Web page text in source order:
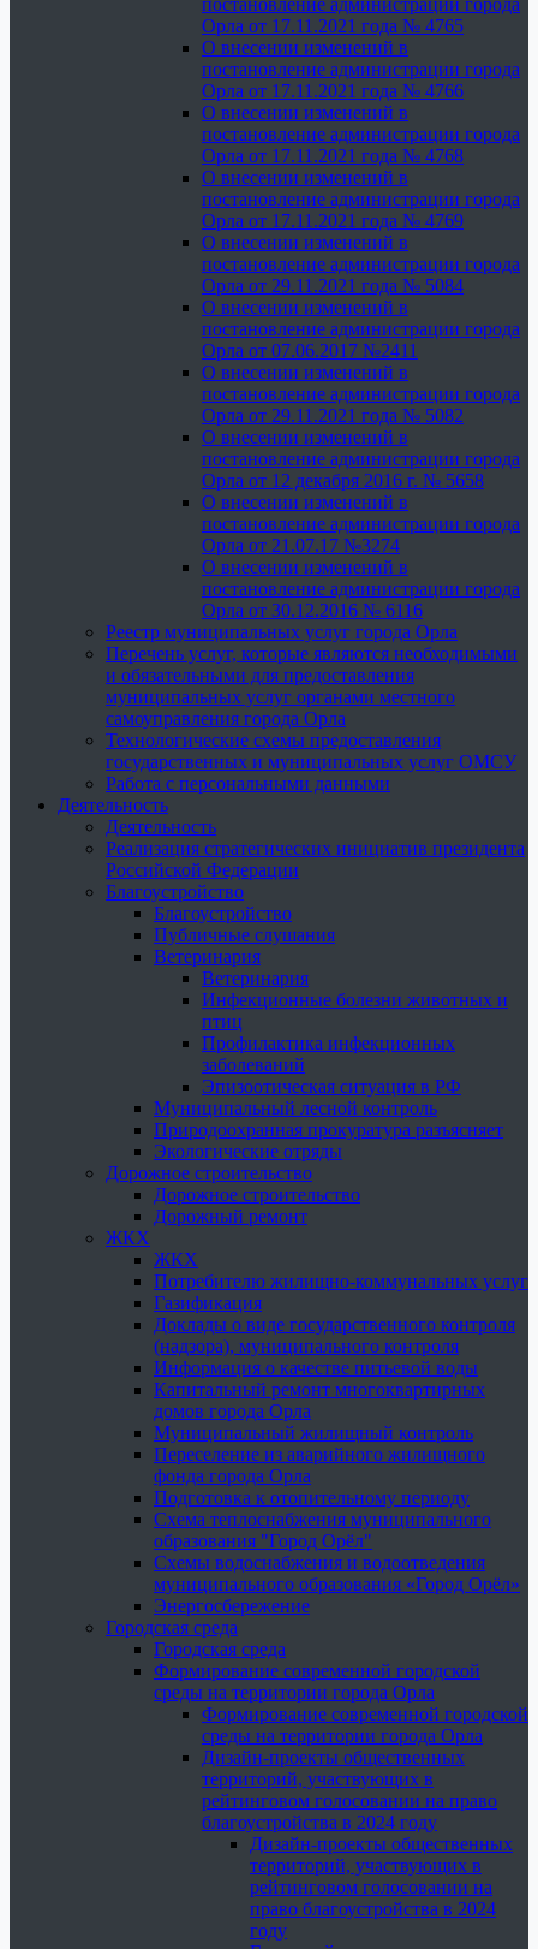
постановление администрации города
Орла от 17.11.2021 года № 4765
О внесении изменений в
постановление администрации города
Орла от 17.11.2021 года № 4766
О внесении изменений в
постановление администрации города
Орла от 17.11.2021 года № 4768
О внесении изменений в
постановление администрации города
Орла от 17.11.2021 года № 4769
О внесении изменений в
постановление администрации города
Орла от 29.11.2021 года № 5084
О внесении изменений в
постановление администрации города
Орла от 07.06.2017 №2411
О внесении изменений в
постановление администрации города
Орла от 29.11.2021 года № 5082
О внесении изменений в
постановление администрации города
Орла от 12 декабря 2016 г. № 5658
О внесении изменений в
постановление администрации города
Орла от 21.07.17 №3274
О внесении изменений в
постановление администрации города
Орла от 30.12.2016 № 6116
Реестр муниципальных услуг города Орла
Перечень услуг, которые являются необходимыми
и обязательными для предоставления
муниципальных услуг органами местного
самоуправления города Орла
Технологические схемы предоставления
государственных и муниципальных услуг ОМСУ
Работа с персональными данными
Деятельность
Деятельность
Реализация стратегических инициатив президента
Российской Федерации
Благоустройство
Благоустройство
Публичные слушания
Ветеринария
Ветеринария
Инфекционные болезни животных и
птиц
Профилактика инфекционных
заболеваний
Эпизоотическая ситуация в РФ
Муниципальный лесной контроль
Природоохранная прокуратура разъясняет
Экологические отряды
Дорожное строительство
Дорожное строительство
Дорожный ремонт
ЖКХ
ЖКХ
Потребителю жилищно-коммунальных услуг
Газификация
Доклады о виде государственного контроля
(надзора), муниципального контроля
Информация о качестве питьевой воды
Капитальный ремонт многоквартирных
домов города Орла
Муниципальный жилищный контроль
Переселение из аварийного жилищного
фонда города Орла
Подготовка к отопительному периоду
Схема теплоснабжения муниципального
образования "Город Орёл"
Схемы водоснабжения и водоотведения
муниципального образования «Город Орёл»
Энергосбережение
Городская среда
Городская среда
Формирование современной городской
среды на территории города Орла
Формирование современной городской
среды на территории города Орла
Дизайн-проекты общественных
территорий, участвующих в
рейтинговом голосовании на право
благоустройства в 2024 году
Дизайн-проекты общественных
территорий, участвующих в
рейтинговом голосовании на
право благоустройства в 2024
году